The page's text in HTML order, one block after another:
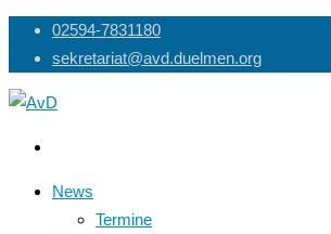
Skip
content
02594-7831180
sekretariat@avd.duelmen.org
News
Termine